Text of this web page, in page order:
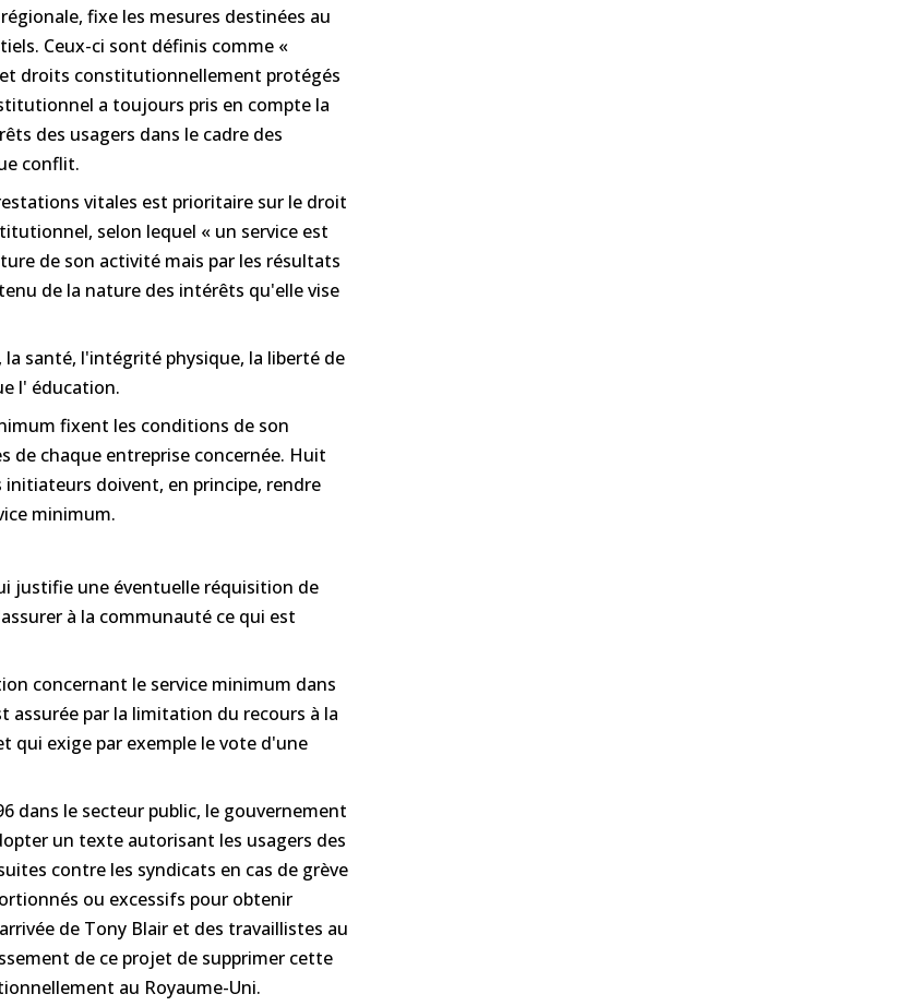
fixe les mesures destinées au
Ceux-ci sont définis comme «
droits constitutionnellement protégés
a toujours pris en compte la
des usagers dans le cadre des
conflit.
vitales est prioritaire sur le droit
selon lequel « un service est
de son activité mais par les résultats
de la nature des intérêts qu'elle vise
santé, l'intégrité physique, la liberté de
l' éducation.
fixent les conditions de son
de chaque entreprise concernée. Huit
initiateurs doivent, en principe, rendre
minimum.
justifie une éventuelle réquisition de
à la communauté ce qui est
concernant le service minimum dans
assurée par la limitation du recours à la
qui exige par exemple le vote d'une
dans le secteur public, le gouvernement
un texte autorisant les usagers des
contre les syndicats en cas de grève
ou excessifs pour obtenir
de Tony Blair et des travaillistes au
de ce projet de supprimer cette
au Royaume-Uni.